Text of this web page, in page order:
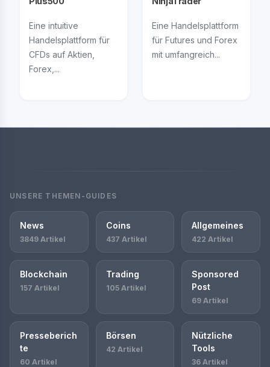
Eine intuitive
Handelsplattform für
CFDs auf Aktien,
Forex,...
Eine Handelsplattform
für Futures und Forex
mit umfangreich...
UNSERE THEMEN-GUIDES
News
3849 Artikel
Coins
437 Artikel
Allgemeines
422 Artikel
Blockchain
157 Artikel
Trading
105 Artikel
Sponsored
Post
69 Artikel
Presseberich
te
60 Artikel
Börsen
42 Artikel
Nützliche
Tools
36 Artikel